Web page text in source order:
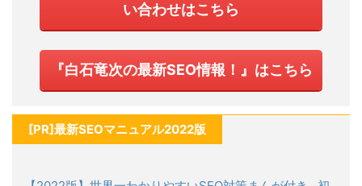
い合わせはこちら
『白石竜次の最新SEO情報！』はこちら
[PR]最新SEOマニュアル2022版